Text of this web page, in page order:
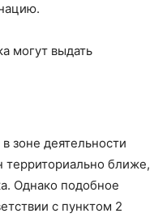
могут выдать
зоне деятельности
территориально ближе,
Однако подобное
с пунктом 2